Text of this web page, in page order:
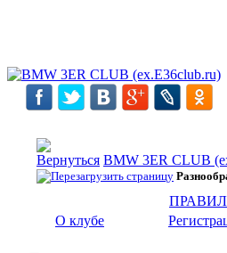
BMW 3ER CLUB
О клубе